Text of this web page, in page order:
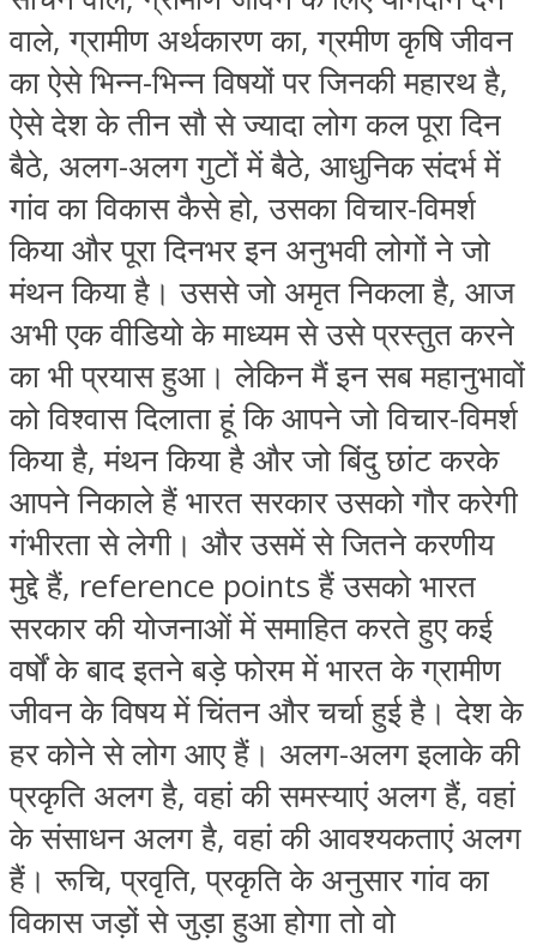
वाले, ग्रामीण अर्थकारण का, ग्रमीण कृषि जीवन
का ऐसे भिन्‍न-भिन्‍न विषयों पर जिनकी महारथ है,
ऐसे देश के तीन सौ से ज्‍यादा लोग कल पूरा दिन
बैठे, अलग-अलग गुटों में बैठे, आधुनिक संदर्भ में
गांव का विकास कैसे हो, उसका विचार-विमर्श
किया और पूरा दिनभर इन अनुभवी लोगों ने जो
मंथन किया है। उससे जो अमृत निकला है, आज
अभी एक वीडियो के माध्‍यम से उसे प्रस्‍तुत करने
का भी प्रयास हुआ। लेकिन मैं इन सब महानुभावों
को विश्‍वास दिलाता हूं कि आपने जो विचार-विमर्श
किया है, मंथन किया है और जो बिंदु छांट करके
आपने निकाले हैं भारत सरकार उसको गौर करेगी
गंभीरता से लेगी। और उसमें से जितने करणीय
मुद्दे हैं, reference points हैं उसको भारत
सरकार की योजनाओं में समाहित करते हुए कई
वर्षों के बाद इतने बड़े फोरम में भारत के ग्रामीण
जीवन के विषय में चिंतन और चर्चा हुई है। देश के
हर कोने से लोग आए हैं। अलग-अलग इलाके की
प्रकृति अलग है, वहां की समस्‍याएं अलग हैं, वहां
के संसाधन अलग है, वहां की आवश्‍यकताएं अलग
हैं। रूचि, प्रवृति, प्रकृति के अनुसार गांव का
विकास जड़ों से जुड़ा हुआ होगा तो वो